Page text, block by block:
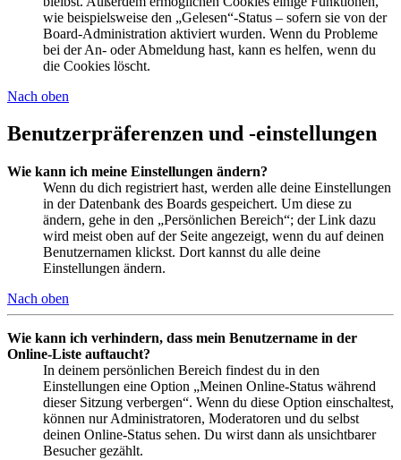
wie beispielsweise den „Gelesen“-Status – sofern sie von der
Board-Administration aktiviert wurden. Wenn du Probleme
bei der An- oder Abmeldung hast, kann es helfen, wenn du
die Cookies löscht.
Nach oben
Benutzerpräferenzen und -einstellungen
Wie kann ich meine Einstellungen ändern?
Wenn du dich registriert hast, werden alle deine Einstellungen
in der Datenbank des Boards gespeichert. Um diese zu
ändern, gehe in den „Persönlichen Bereich“; der Link dazu
wird meist oben auf der Seite angezeigt, wenn du auf deinen
Benutzernamen klickst. Dort kannst du alle deine
Einstellungen ändern.
Nach oben
Wie kann ich verhindern, dass mein Benutzername in der
Online-Liste auftaucht?
In deinem persönlichen Bereich findest du in den
Einstellungen eine Option „Meinen Online-Status während
dieser Sitzung verbergen“. Wenn du diese Option einschaltest,
können nur Administratoren, Moderatoren und du selbst
deinen Online-Status sehen. Du wirst dann als unsichtbarer
Besucher gezählt.